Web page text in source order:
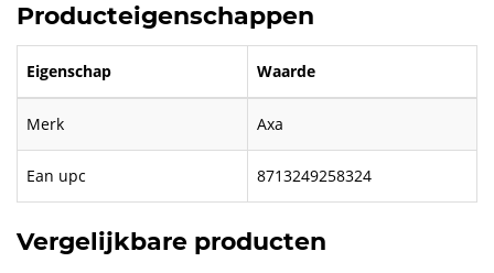
Producteigenschappen
Eigenschap Waarde
Merk Axa
Ean upc 8713249258324
Vergelijkbare producten